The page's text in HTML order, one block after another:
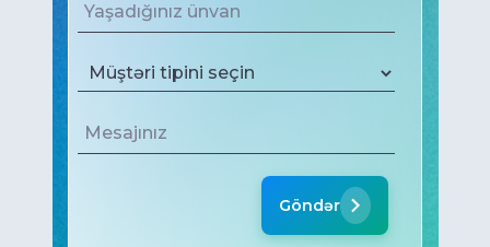
Göndər
05Gizlilik sözləşməsi və
istifadə qaydaları
Bütün hüquqları qorunur © 2026 az-net.az